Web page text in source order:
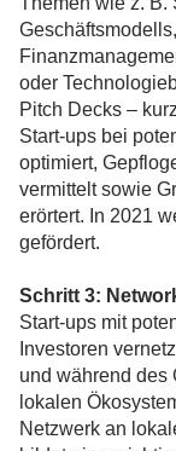
oder
Pitch Decks –
Start-ups bei
optimiert,
vermittelt sowie
erörtert. In 2021
gefördert.
Schritt 3:
Start-ups mit
Investoren
und während des
lokalen
Netzwerk an